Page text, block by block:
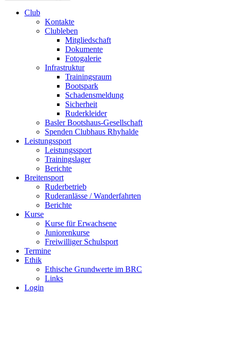
Club
Kontakte
Clubleben
Mitgliedschaft
Dokumente
Fotogalerie
Infrastruktur
Trainingsraum
Bootspark
Schadensmeldung
Sicherheit
Ruderkleider
Basler Bootshaus-Gesellschaft
Spenden Clubhaus Rhyhalde
Leistungssport
Leistungssport
Trainingslager
Berichte
Breitensport
Ruderbetrieb
Ruderanlässe / Wanderfahrten
Berichte
Kurse
Kurse für Erwachsene
Juniorenkurse
Freiwilliger Schulsport
Termine
Ethik
Ethische Grundwerte im BRC
Links
Login